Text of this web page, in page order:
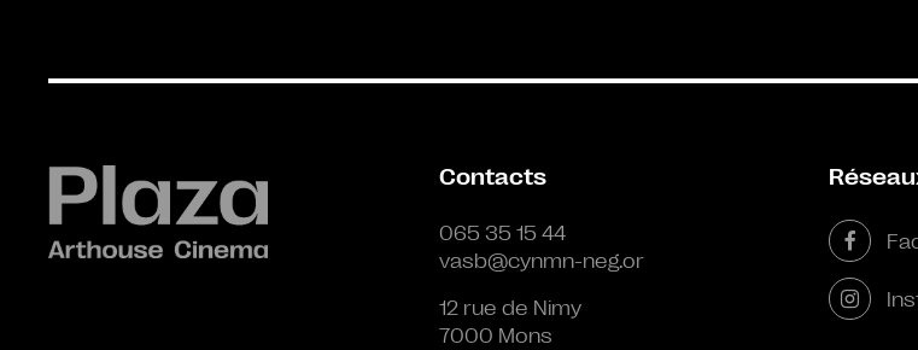
Contacts
065 35 15 44
vasb@cynmn-neg.or
12 rue de Nimy
7000 Mons